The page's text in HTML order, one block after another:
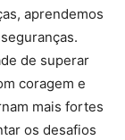
aprendemos
de superar
coragem e
mais fortes
os desafios